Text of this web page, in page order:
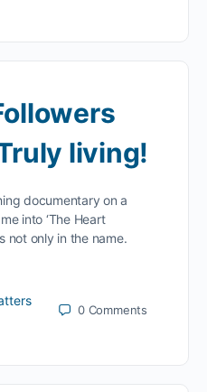
living!
documentary on a
into ‘The Heart
not only in the name.
0 Comments